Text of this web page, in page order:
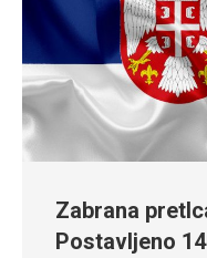
Zabrana
Postavljeno